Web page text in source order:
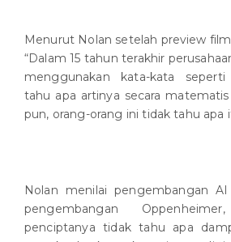
Menurut Nolan setelah preview
“Dalam 15 tahun terakhir
menggunakan kata-kata
tahu apa artinya secara
pun, orang-orang ini tidak tahu apa
Nolan menilai pengembangan
pengembangan
penciptanya tidak tahu apa